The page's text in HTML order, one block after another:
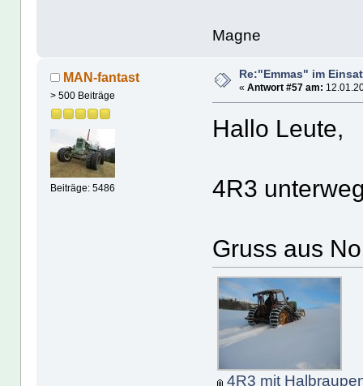
Magne
MAN-fantast
> 500 Beiträge
Beiträge: 5486
Re:"Emmas" im
« Antwort #57 am:
Hallo Leute,
4R3
Gruss aus
4R3 mit